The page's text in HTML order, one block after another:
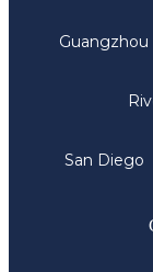
Guangzhou
San Diego